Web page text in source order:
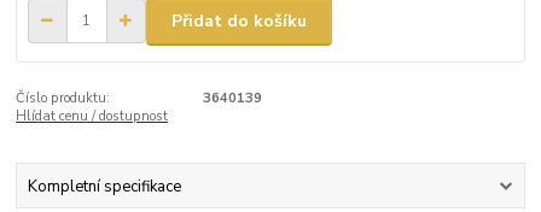
Přidat do košíku
Číslo produktu:
3640139
Hlídat cenu / dostupnost
Kompletní specifikace